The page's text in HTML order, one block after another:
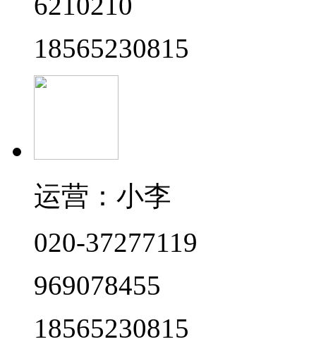
18565230815
运营：小李
020-37277119
969078455
18565230815